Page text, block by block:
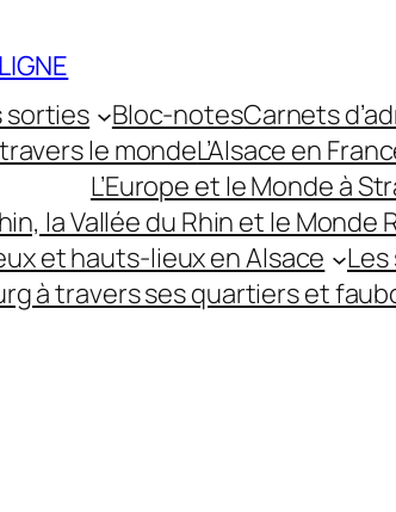
sorties
Bloc-notesCarnets
le mondeL’Alsace en
L’Europe et le Monde à
la Vallée du Rhin et le Monde
et hauts-lieux en Alsace
à travers ses quartiers et